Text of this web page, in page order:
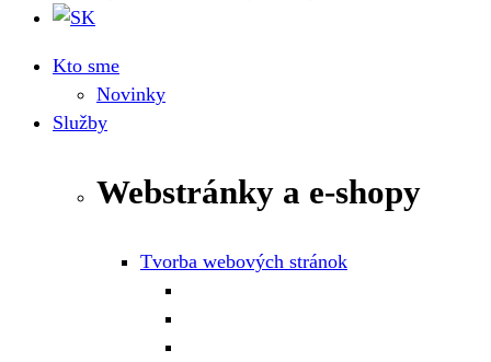
Kto sme
Novinky
Služby
Webstránky a e-shopy
Tvorba webových stránok